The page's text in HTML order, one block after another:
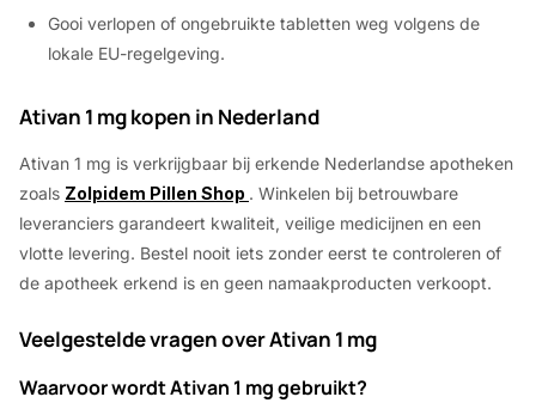
Gooi verlopen of ongebruikte tabletten weg volgens de
lokale EU-regelgeving.
Ativan 1 mg kopen in Nederland
Ativan 1 mg is verkrijgbaar bij erkende Nederlandse apotheken
zoals Zolpidem Pillen Shop . Winkelen bij betrouwbare
leveranciers garandeert kwaliteit, veilige medicijnen en een
vlotte levering. Bestel nooit iets zonder eerst te controleren of
de apotheek erkend is en geen namaakproducten verkoopt.
Veelgestelde vragen over Ativan 1 mg
Waarvoor wordt Ativan 1 mg gebruikt?